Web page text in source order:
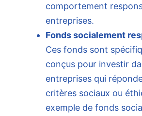
comportement
entreprises.
Fonds socialement
Ces fonds sont
conçus pour investir
entreprises qui
critères sociaux ou
exemple de fonds